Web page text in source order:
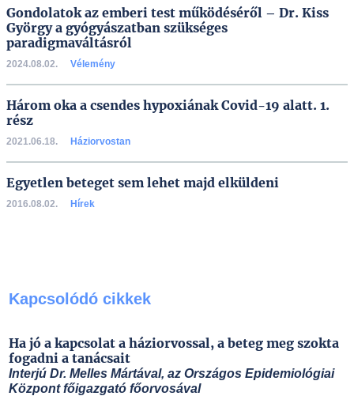
Gondolatok az emberi test működéséről – Dr. Kiss
György a gyógyászatban szükséges
paradigmaváltásról
2024.08.02. Vélemény
Három oka a csendes hypoxiának Covid-19 alatt. 1.
rész
2021.06.18. Háziorvostan
Egyetlen beteget sem lehet majd elküldeni
2016.08.02. Hírek
Kapcsolódó cikkek
Ha jó a kapcsolat a háziorvossal, a beteg meg szokta
fogadni a tanácsait
Interjú Dr. Melles Mártával, az Országos Epidemiológiai
Központ főigazgató főorvosával